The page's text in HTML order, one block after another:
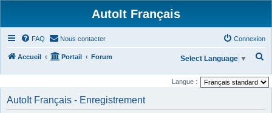
AutoIt Français
FAQ Nous contacter Connexion
Accueil Portail Forum
c
Select Language ▼
Langue :
AutoIt Français - Enregistrement